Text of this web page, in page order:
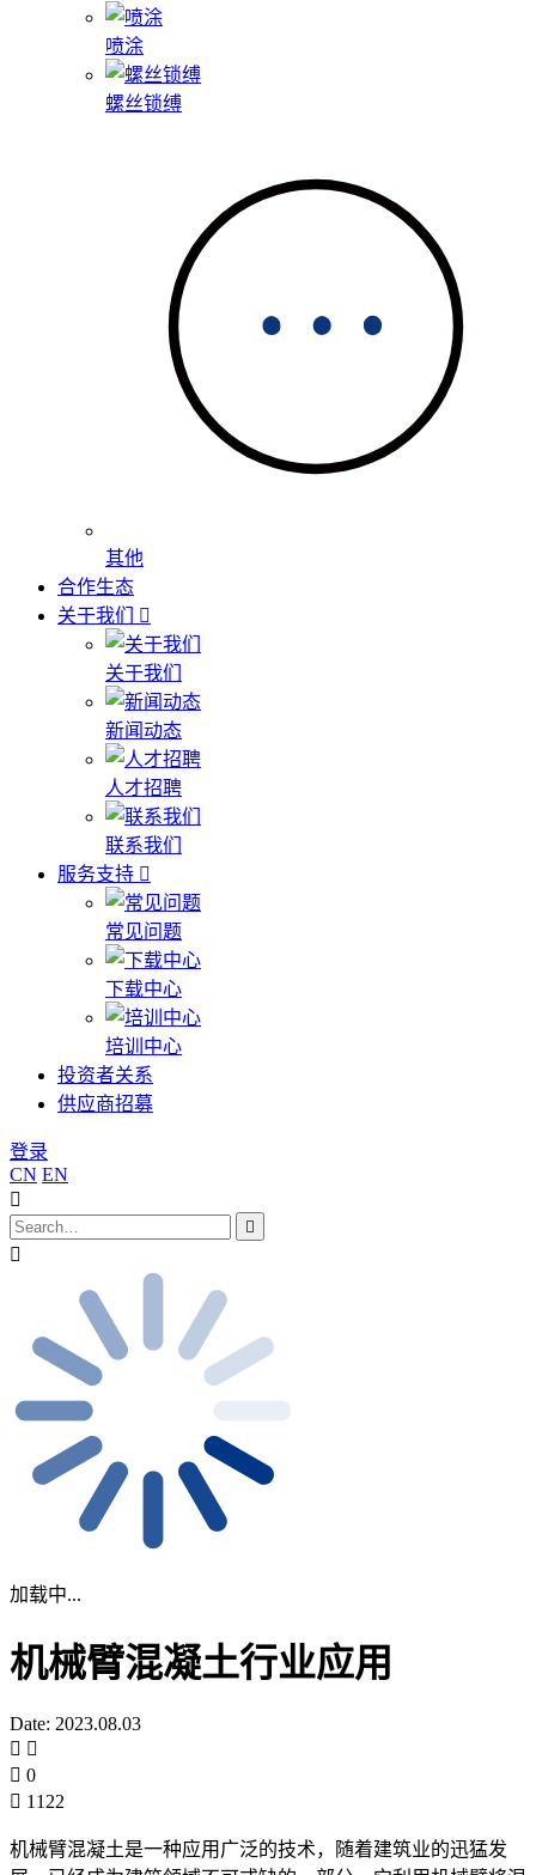
喷涂
螺丝锁缚
其他
合作生态
关于我们
关于我们
新闻动态
人才招聘
联系我们
服务支持
常见问题
下载中心
培训中心
投资者关系
供应商招募
登录
CN EN
加载中...
机械臂混凝土行业应用
Date: 2023.08.03
0
1122
机械臂混凝土是一种应用广泛的技术，随着建筑业的迅猛发